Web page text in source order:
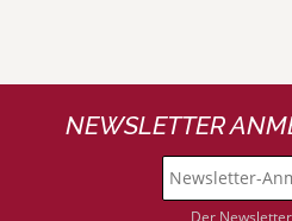
NEWSLETTER
Der